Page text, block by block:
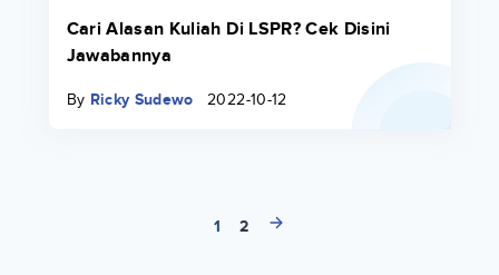
Cari Alasan Kuliah Di LSPR? Cek Disini
Jawabannya
By Ricky Sudewo 2022-10-12
1 2